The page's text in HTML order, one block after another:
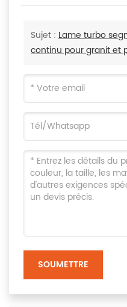
Sujet : Lame turbo
continu pour granit et
SOUMETTRE